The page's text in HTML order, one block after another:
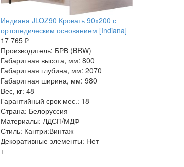
Индиана JLOZ90 Кровать 90х200 с
ортопедическим основанием [Indiana]
17 765 ₽
Производитель: БРВ (BRW)
Габаритная высота, мм: 800
Габаритная глубина, мм: 2070
Габаритная ширина, мм: 980
Вес, кг: 48
Гарантийный срок мес.: 18
Страна: Белоруссия
Материалы: ЛДСП/МДФ
Стиль: Кантри:Винтаж
Декоративные элементы: Нет
+